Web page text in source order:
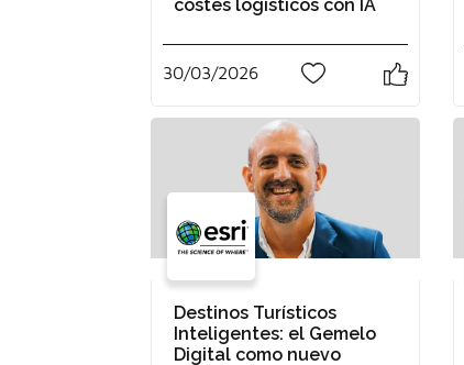
costes logísticos con IA
30/03/2026
Destinos Turísticos
Inteligentes: el Gemelo
Digital como nuevo